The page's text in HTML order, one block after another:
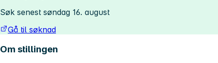
Søk senest søndag 16. august
Gå til søknad
Om stillingen